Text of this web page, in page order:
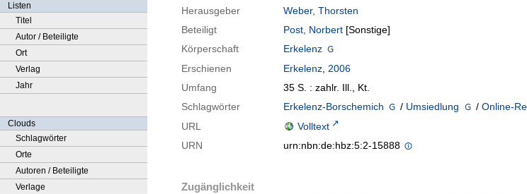
Listen
Titel
Autor / Beteiligte
Ort
Verlag
Jahr
Clouds
Schlagwörter
Orte
Autoren / Beteiligte
Verlage
Herausgeber
Weber, Thorsten
Beteiligt
Post, Norbert [Sonstige]
Körperschaft
Erkelenz
Erschienen
Erkelenz, 2006
Umfang
35 S. : zahlr. Ill., Kt.
Schlagwörter
Erkelenz-Borschemich / Umsiedlung / Online-
URL
Volltext
URN
urn:nbn:de:hbz:5:2-15888
Zugänglichkeit